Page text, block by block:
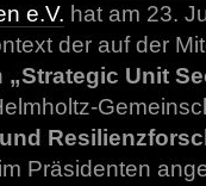
e.V. hat am 23.
der auf der
„Strategic Unit
Präsidenten